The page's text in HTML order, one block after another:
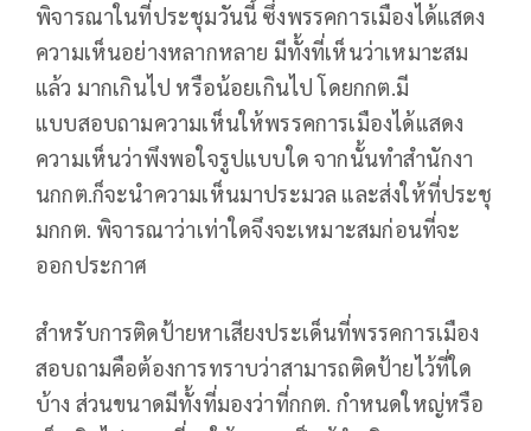
พิจารณาในที่ประชุมวันนี้ ซึ่งพรรคการเมืองได้แสดง
ความเห็นอย่างหลากหลาย มีทั้งที่เห็นว่าเหมาะสม
แล้ว มากเกินไป หรือน้อยเกินไป โดยกกต.มี
แบบสอบถามความเห็นให้พรรคการเมืองได้แสดง
ความเห็นว่าพึงพอใจรูปแบบใด จากนั้นทำสำนักงา
นกกต.ก็จะนำความเห็นมาประมวล และส่งให้ที่ประชุ
มกกต. พิจารณาว่าเท่าใดจึงจะเหมาะสมก่อนที่จะ
ออกประกาศ
สำหรับการติดป้ายหาเสียงประเด็นที่พรรคการเมือง
สอบถามคือต้องการทราบว่าสามารถติดป้ายไว้ที่ใด
บ้าง ส่วนขนาดมีทั้งที่มองว่าที่กกต. กำหนดใหญ่หรือ